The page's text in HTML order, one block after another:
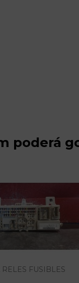
poderá
RELES FUSIBLES